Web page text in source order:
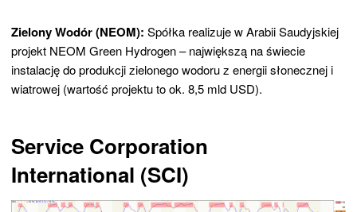
Zielony Wodór (NEOM): Spółka realizuje w Arabii Saudyjskiej
projekt NEOM Green Hydrogen – największą na świecie
instalację do produkcji zielonego wodoru z energii słonecznej i
wiatrowej (wartość projektu to ok. 8,5 mld USD).
Service Corporation
International (SCI)